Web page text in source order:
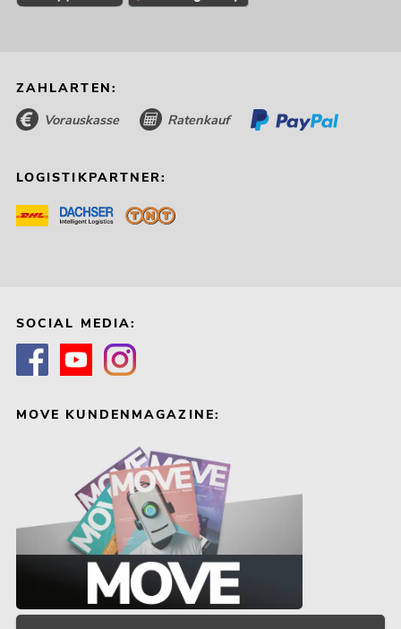
ZAHLARTEN:
Vorauskasse Ratenkauf
LOGISTIKPARTNER:
SOCIAL MEDIA:
MOVE KUNDENMAGAZINE: